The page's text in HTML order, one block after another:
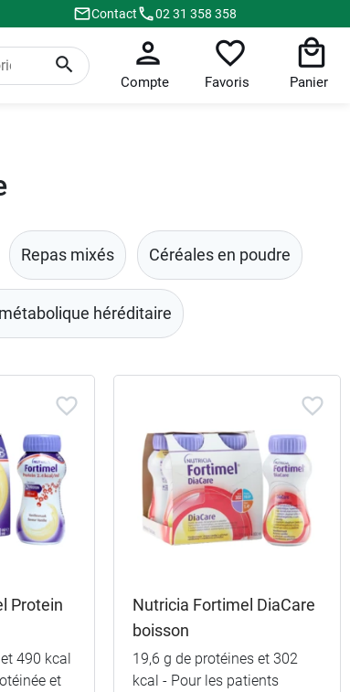
Contact 02 31 358 358
Compte Favoris Panier
Repas mixés Céréales en poudre
héréditaire
Protein
490 kcal
et
Nutricia Fortimel DiaCare
boisson
19,6 g de protéines et 302
kcal - Pour les patients